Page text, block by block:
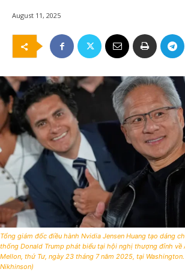
August 11, 2025
Tổng giám đốc điều hành Nvidia Jensen Huang tạo dáng
thống Donald Trump phát biểu tại hội nghị thượng đỉnh về
Mellon, thứ Tư, ngày 23 tháng 7 năm 2025, tại Washington.
Nikhinson)